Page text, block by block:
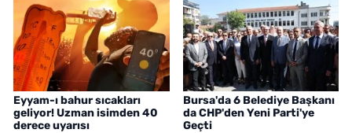
Eyyam-ı bahur sıcakları
geliyor! Uzman isimden 40
derece uyarısı
Bursa'da 6 Belediye Başkanı
da CHP'den Yeni Parti'ye
Geçti